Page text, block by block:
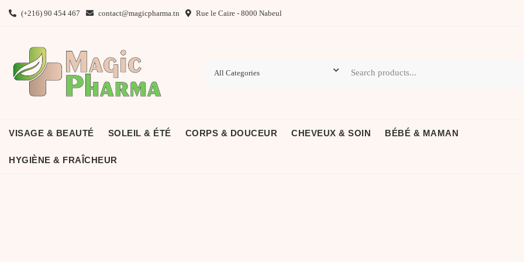
(+216) 90 454 467 contact@magicpharma.tn Rue le Caire - 8000 Nabeul
VISAGE & BEAUTÉ SOLEIL & ÉTÉ CORPS & DOUCEUR CHEVEUX & SOIN BÉBÉ & MAMAN
HYGIÈNE & FRAÎCHEUR